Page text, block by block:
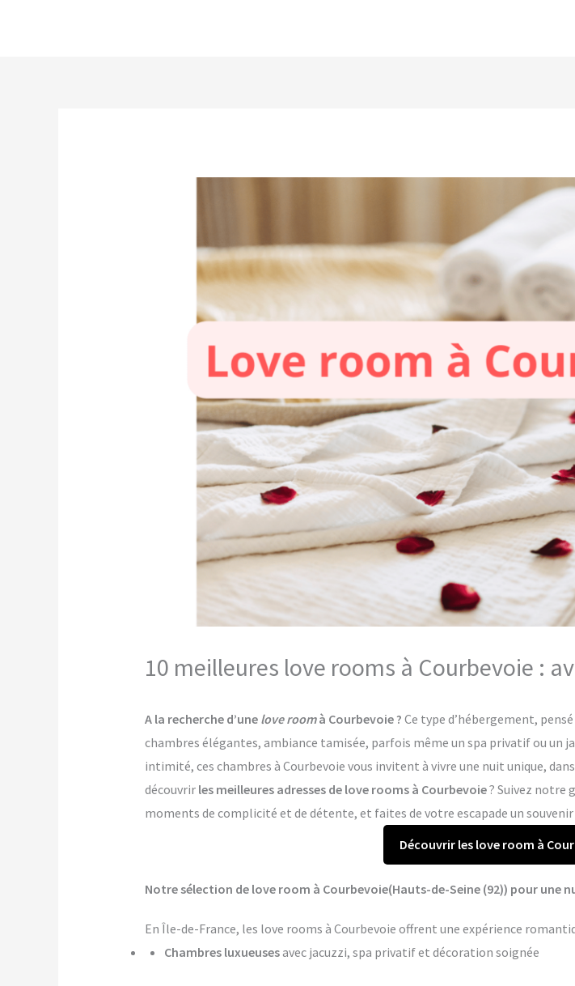
10 meilleures love rooms à Courbevoie :
A la recherche d’une love roomà Courbevoie ? Ce type d’hébergement,
chambres élégantes, ambiance tamisée, parfois même un spa privatif ou un
intimité, ces chambres à Courbevoie vous invitent à vivre une nuit unique,
découvrir les meilleures adresses de love rooms à Courbevoie? Suivez notre
moments de complicité et de détente, et faites de votre escapade un
Découvrir les love room à
Notre sélection de love room à Courbevoie(Hauts-de-Seine (92)) pour une
En Île-de-France, les love rooms à Courbevoie offrent une expérience
Chambres luxueusesavec jacuzzi, spa privatif et décoration soignée